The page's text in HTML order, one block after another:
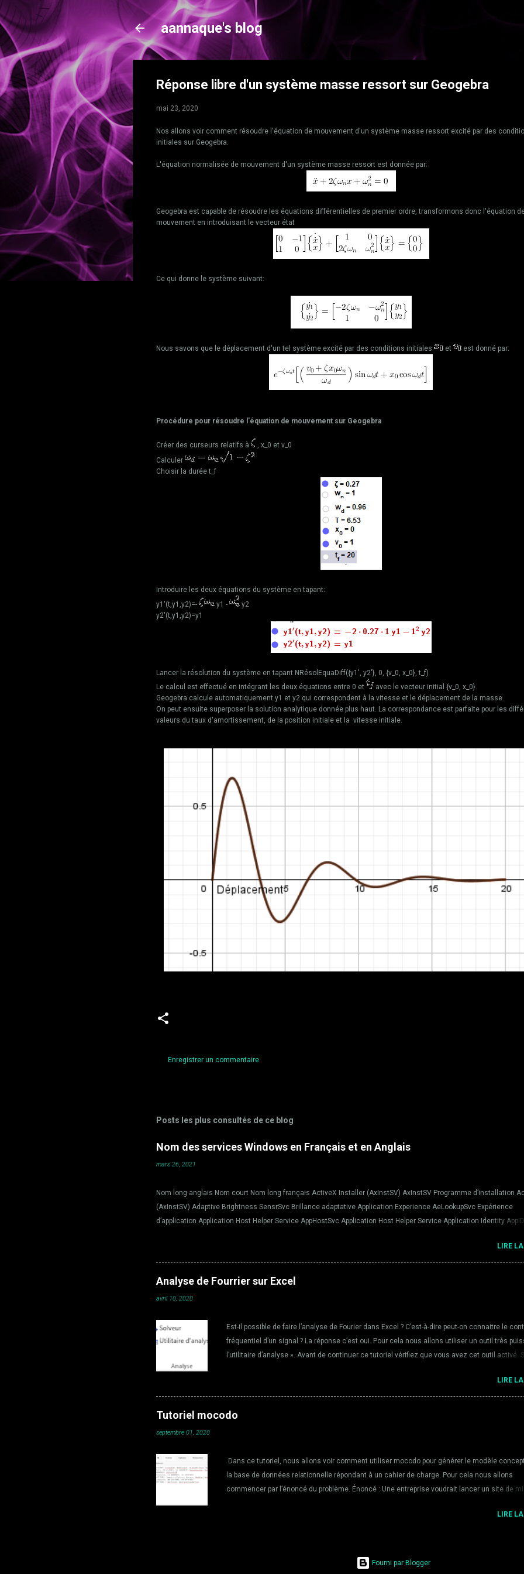
aannaque's blog
Réponse libre d'un système masse ressort sur Geogebra
mai 23, 2020
Nos allons voir comment résoudre l'équation de mouvement d'un système masse ressort excité par des
initiales sur Geogebra.
L'équation normalisée de mouvement d'un système masse ressort est donnée par:
Geogebra est capable de résoudre les équations différentielles de premier ordre, transformons donc l'équation
mouvement en introduisant le vecteur état
Ce qui donne le système suivant:
Nous savons que le déplacement d'un tel système excité par des conditions initiales et est donné par:
Procédure pour résoudre l'équation de mouvement sur Geogebra
Créer des curseurs relatifs à
, x_0 et v_0
Calculer
Choisir la durée t_f
Introduire les deux équations du système en tapant:
y1'(t,y1,y2)=-
y1 -
y2
y2'(t,y1,y2)=y1
Lancer la résolution du système en tapant NRésolEquaDiff({y1', y2'}, 0, {v_0, x_0}, t_f)
Le calcul est effectué en intégrant les deux équations entre 0 et
avec le vecteur initial {v_0, x_0}.
Geogebra calcule automatiquement y1 et y2 qui correspondent à la vitesse et le déplacement de la masse.
On peut ensuite superposer la solution analytique donnée plus haut. La correspondance est parfaite pour les
valeurs du taux d'amortissement, de la position initiale et la vitesse initiale.
m
i
r
Enregistrer un commentaire
Posts les plus consultés de ce blog
Nom des services Windows en Français et en Anglais
mars 26, 2021
Nom long anglais Nom court Nom long français ActiveX Installer (AxInstSV) AxInstSV Programme d’installation
(AxInstSV) Adaptive Brightness SensrSvc Brillance adaptative Application Experience AeLookupSvc Expérience
d’application Application Host Helper Service AppHostSvc Application Host Helper Service Application Identity
Service de la passerelle de la couche Application Application Management AppMgmt Gestion d’applications
State Service aspnet_state Service d'état ASP.NET Background Intelligent Transfer Service BITS Service de
intelligent en arrière-plan Base Filtering Engine BFE Moteur de filtrage de base BitLocker Drive Encryption Service
LIRE
Analyse de Fourrier sur Excel
avril 10, 2020
Est-il possible de faire l’analyse de Fourier dans Excel ? C’est-à-dire peut-on connaitre le
fréquentiel d’un signal ? La réponse c’est oui. Pour cela nous allons utiliser un outil très
l’utilitaire d’analyse ». Avant de continuer ce tutoriel vérifiez que vous avez cet outil activé.
les options, Cliquer sur Compléments puis en bas dans Gérer choisir Compléments Excel et
cliquer sur le bouton atteindre. Vérifier que la case à cocher Analysis ToolPak est choisie
L’utilitaire d’analyse comporte beaucoup d’outils. Celui que l’on va voir dans ce tutoriel est la
LIRE
Tutoriel mocodo
septembre 01, 2020
Dans ce tutoriel, nous allons voir comment utiliser mocodo pour générer le modèle
la base de données relationnelle répondant à un cahier de charge. Pour cela nous allons
commencer par l’énoncé du problème. Énoncé : Une entreprise voudrait lancer un site de
le site en donnant leur nom, prénom, un mot de passe, leur numéro de téléphone et leur
Accent, R19..), l'année de production, le type de carburant (Diesel, Essence) et les options
LIRE
Fourni par Blogger